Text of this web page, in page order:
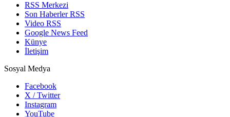
RSS Merkezi
Son Haberler RSS
Video RSS
Google News Feed
Künye
İletişim
Sosyal Medya
Facebook
X / Twitter
Instagram
YouTube